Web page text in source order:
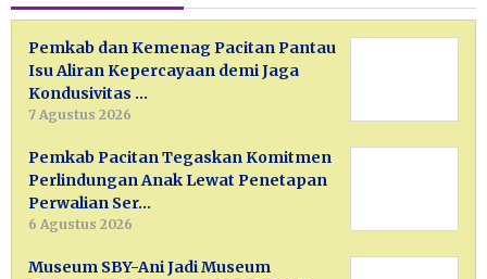
Pemkab dan Kemenag Pacitan Pantau
Isu Aliran Kepercayaan demi Jaga
Kondusivitas …
7 Agustus 2026
Pemkab Pacitan Tegaskan Komitmen
Perlindungan Anak Lewat Penetapan
Perwalian Ser…
6 Agustus 2026
Museum SBY-Ani Jadi Museum